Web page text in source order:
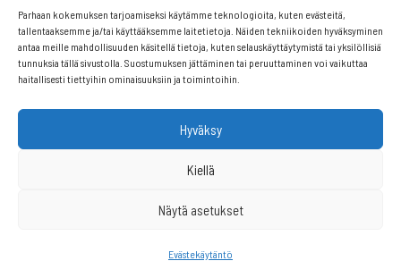
Parhaan kokemuksen tarjoamiseksi käytämme teknologioita, kuten evästeitä,
tallentaaksemme ja/tai käyttääksemme laitetietoja. Näiden tekniikoiden hyväksyminen
antaa meille mahdollisuuden käsitellä tietoja, kuten selauskäyttäytymistä tai yksilöllisiä
tunnuksia tällä sivustolla. Suostumuksen jättäminen tai peruuttaminen voi vaikuttaa
haitallisesti tiettyihin ominaisuuksiin ja toimintoihin.
Hyväksy
Kiellä
Näytä asetukset
Evästekäytäntö
Ota yhteyttä
Seuraa meitä:
© 2026 Suomen frisbeegolfliitto.
Website by506 ikkunaa